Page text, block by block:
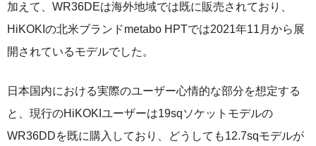
加えて、WR36DEは海外地域では既に販売されており、
HiKOKIの北米ブランドmetabo HPTでは2021年11月から展
開されているモデルでした。
日本国内における実際のユーザー心情的な部分を想定する
と、現行のHiKOKIユーザーは19sqソケットモデルの
WR36DDを既に購入しており、どうしても12.7sqモデルが